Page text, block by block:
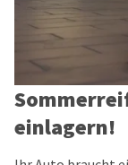
einlagern!